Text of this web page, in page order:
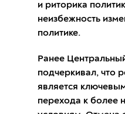
и риторика
неизбежность
политике.
Ранее
подчеркивал, что
является
перехода к более